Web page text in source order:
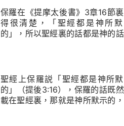
保羅在《提摩太後書》3章16節
得很清楚，「聖經都是神所
的」，所以聖經裏的話都是神的
聖經上保羅説「聖經都是神所
的」（提後3:16），保羅的話既
載在聖經裏，那就是神所默示的